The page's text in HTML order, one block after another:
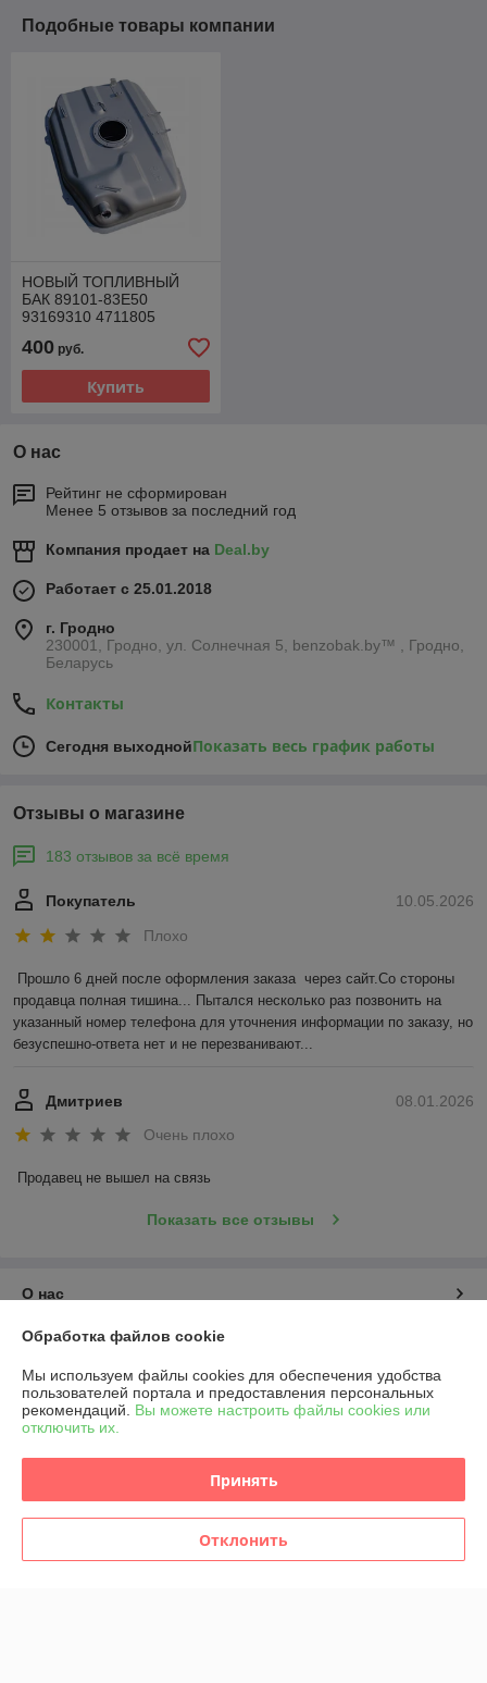
Подобные товары компании
НОВЫЙ ТОПЛИВНЫЙ
БАК 89101-83E50
93169310 4711805
SUZUKI IGNIS WAGON R+
2002 - 2007
400 руб.
Купить
О нас
Рейтинг не сформирован
Менее 5 отзывов за последний год
Компания продает на Deal.by
Работает с 25.01.2018
г. Гродно
230001, Гродно, ул. Солнечная 5, benzobak.by™ , Гродно,
Беларусь
Контакты
Сегодня выходнойПоказать весь график работы
Отзывы о магазине
183 отзывов за всё время
10.05.2026
Покупатель
Плохо
Прошло 6 дней после оформления заказа  через сайт.Со стороны
продавца полная тишина... Пытался несколько раз позвонить на
указанный номер телефона для уточнения информации по заказу, но
безуспешно-ответа нет и не перезванивают...
08.01.2026
Дмитриев
Очень плохо
Продавец не вышел на связь
Показать все отзывы
О нас
Контакты
Доставка и оплата
Полная версия сайта
Политика обработки cookies
Обработка файлов cookie
Мы используем файлы cookies для обеспечения удобства
пользователей портала и предоставления персональных
рекомендаций. Вы можете настроить файлы cookies или
отключить их.
Принять
Отклонить